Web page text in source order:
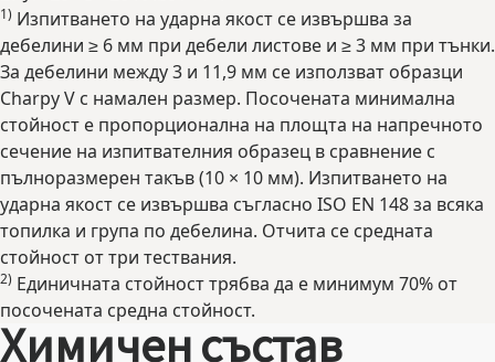
Expand
1) Изпитването на ударна якост се извършва за
дебелини ≥ 6 мм при дебели листове и ≥ 3 мм при тънки.
За дебелини между 3 и 11,9 мм се използват образци
Charpy V с намален размер. Посочената минимална
стойност е пропорционална на площта на напречното
сечение на изпитвателния образец в сравнение с
пълноразмерен такъв (10 × 10 мм). Изпитването на
ударна якост се извършва съгласно ISO EN 148 за всяка
топилка и група по дебелина. Отчита се средната
стойност от три тествания.
2) Единичната стойност трябва да е минимум 70% от
посочената средна стойност.
Химичен състав